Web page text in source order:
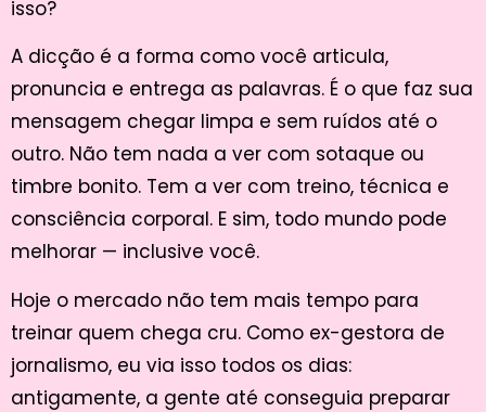
isso?
A dicção é a forma como você articula,
pronuncia e entrega as palavras. É o que faz sua
mensagem chegar limpa e sem ruídos até o
outro. Não tem nada a ver com sotaque ou
timbre bonito. Tem a ver com treino, técnica e
consciência corporal. E sim, todo mundo pode
melhorar — inclusive você.
Hoje o mercado não tem mais tempo para
treinar quem chega cru. Como ex-gestora de
jornalismo, eu via isso todos os dias:
antigamente, a gente até conseguia preparar